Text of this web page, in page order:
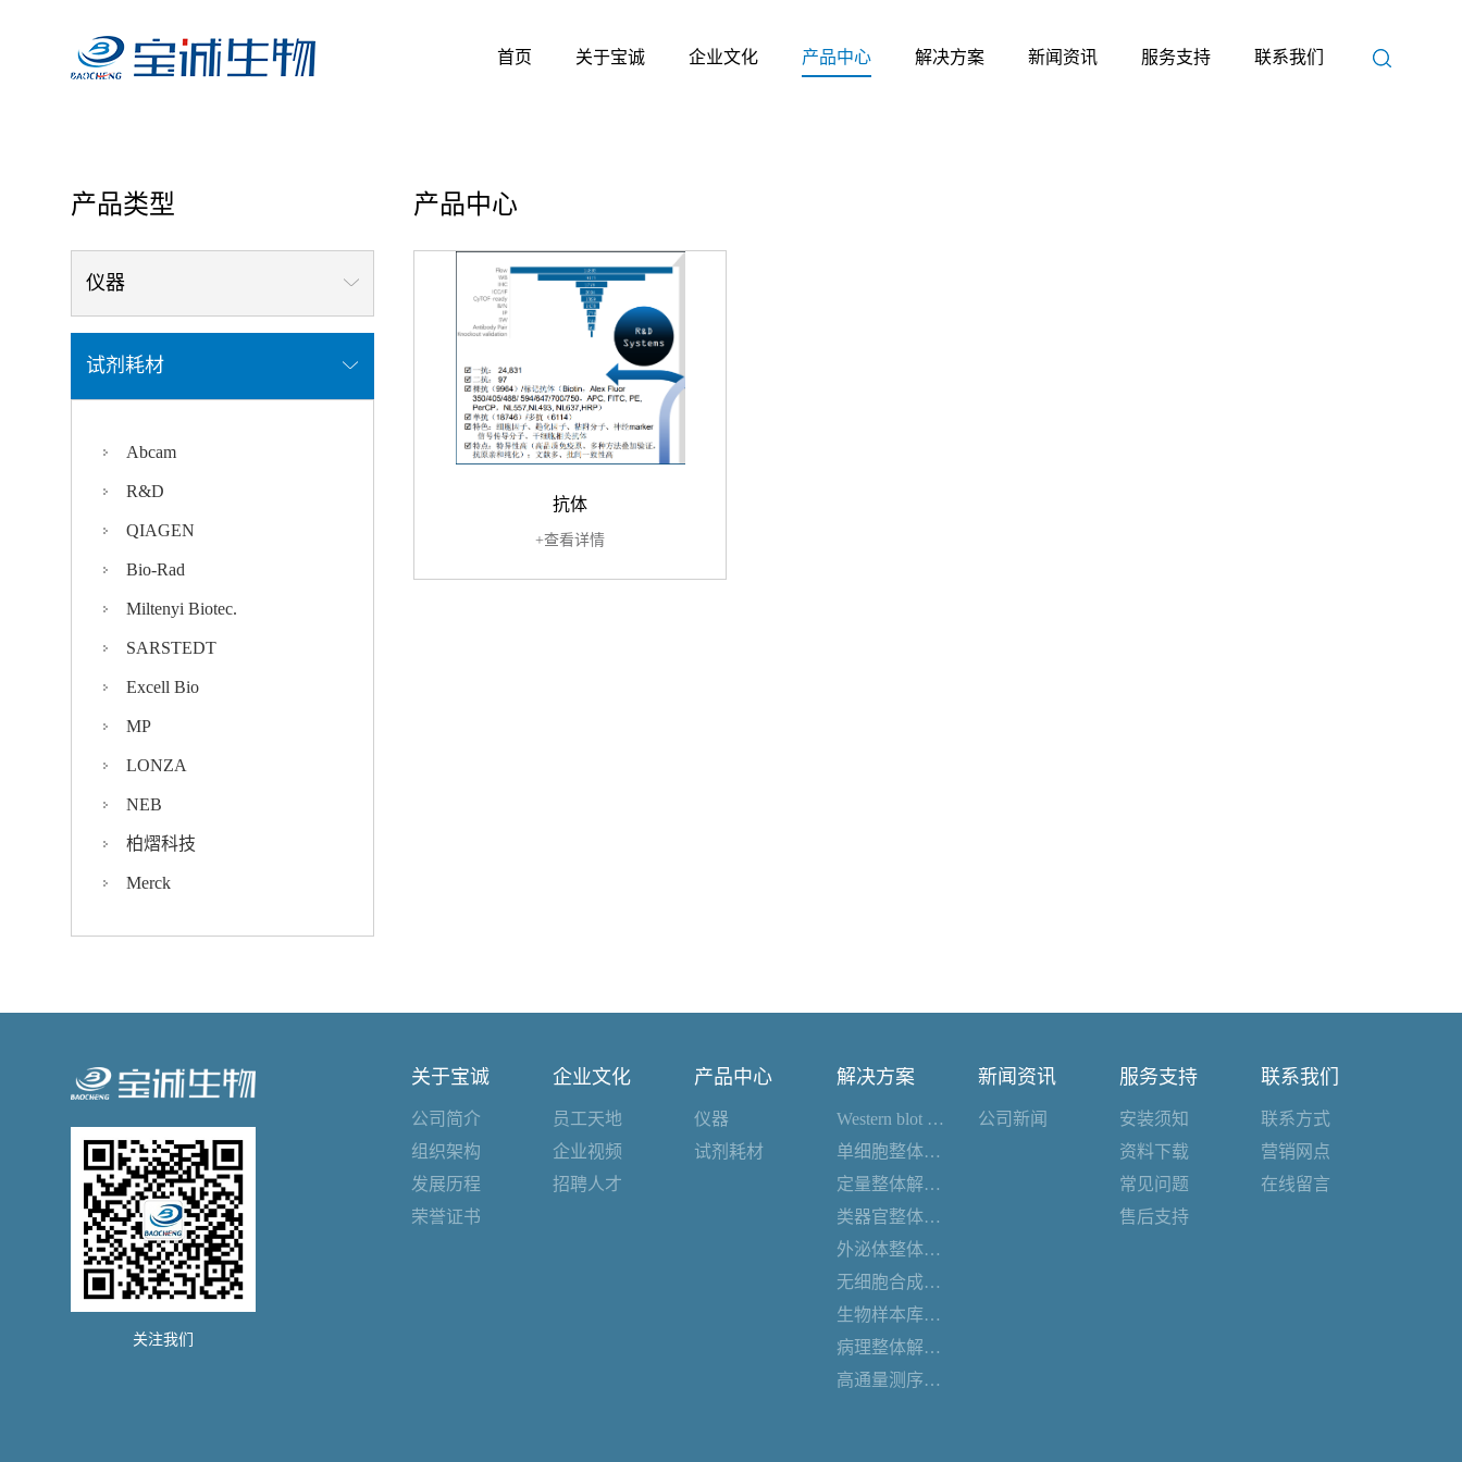
首页 关于宝诚 企业文化 产品中心 解决方案 新闻资讯 服务支持 联系我们
产品类型
仪器
试剂耗材
Abcam
R&D
QIAGEN
Bio-Rad
Miltenyi Biotec.
SARSTEDT
Excell Bio
MP
LONZA
NEB
柏熠科技
Merck
产品中心
抗体
+查看详情
关注我们
关于宝诚
公司简介
组织架构
发展历程
荣誉证书
企业文化
员工天地
企业视频
招聘人才
产品中心
仪器
试剂耗材
解决方案
Western blot 整体解决方案
单细胞整体解决方案
定量整体解决方案
类器官整体解决方案
外泌体整体解决方案
无细胞合成整体解决方案
生物样本库整体解决方案
病理整体解决方案
高通量测序整体解决方案
新闻资讯
公司新闻
服务支持
安装须知
资料下载
常见问题
售后支持
联系我们
联系方式
营销网点
在线留言